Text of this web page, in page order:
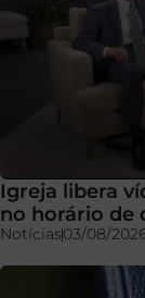
Igreja libera
no horário de
Notícias03/08/